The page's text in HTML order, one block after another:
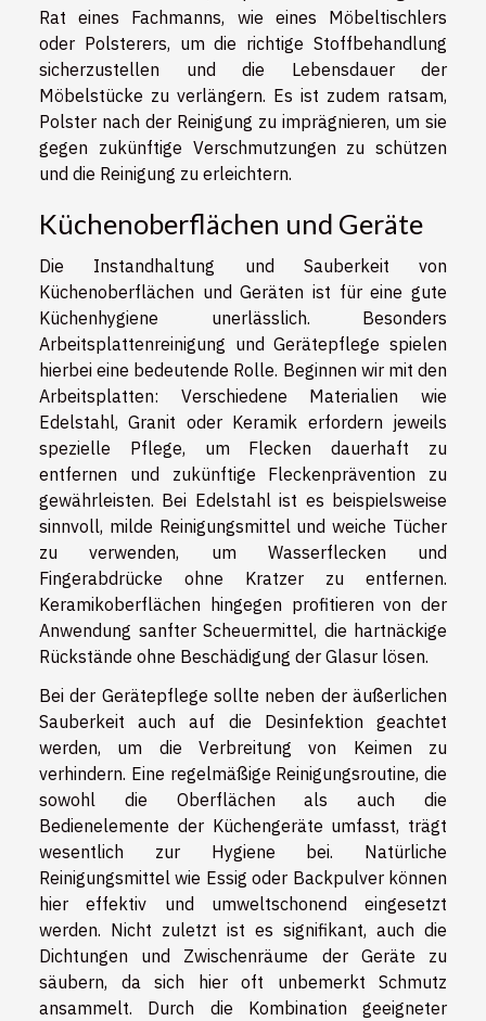
Rat eines Fachmanns, wie eines Möbeltischlers
oder Polsterers, um die richtige Stoffbehandlung
sicherzustellen und die Lebensdauer der
Möbelstücke zu verlängern. Es ist zudem ratsam,
Polster nach der Reinigung zu imprägnieren, um sie
gegen zukünftige Verschmutzungen zu schützen
und die Reinigung zu erleichtern.
Küchenoberflächen und Geräte
Die Instandhaltung und Sauberkeit von
Küchenoberflächen und Geräten ist für eine gute
Küchenhygiene unerlässlich. Besonders
Arbeitsplattenreinigung und Gerätepflege spielen
hierbei eine bedeutende Rolle. Beginnen wir mit den
Arbeitsplatten: Verschiedene Materialien wie
Edelstahl, Granit oder Keramik erfordern jeweils
spezielle Pflege, um Flecken dauerhaft zu
entfernen und zukünftige Fleckenprävention zu
gewährleisten. Bei Edelstahl ist es beispielsweise
sinnvoll, milde Reinigungsmittel und weiche Tücher
zu verwenden, um Wasserflecken und
Fingerabdrücke ohne Kratzer zu entfernen.
Keramikoberflächen hingegen profitieren von der
Anwendung sanfter Scheuermittel, die hartnäckige
Rückstände ohne Beschädigung der Glasur lösen.
Bei der Gerätepflege sollte neben der äußerlichen
Sauberkeit auch auf die Desinfektion geachtet
werden, um die Verbreitung von Keimen zu
verhindern. Eine regelmäßige Reinigungsroutine, die
sowohl die Oberflächen als auch die
Bedienelemente der Küchengeräte umfasst, trägt
wesentlich zur Hygiene bei. Natürliche
Reinigungsmittel wie Essig oder Backpulver können
hier effektiv und umweltschonend eingesetzt
werden. Nicht zuletzt ist es signifikant, auch die
Dichtungen und Zwischenräume der Geräte zu
säubern, da sich hier oft unbemerkt Schmutz
ansammelt. Durch die Kombination geeigneter